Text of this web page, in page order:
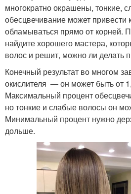
многократно окрашены, тонкие,
обесцвечивание может привести
обламываться прямо от корней.
найдите хорошего мастера,
волос и решит, можно ли делать
Конечный результат во многом
окислителя — он может быть от
Максимальный процент
но тонкие и слабые волосы он
Минимальный процент нужно
дольше.